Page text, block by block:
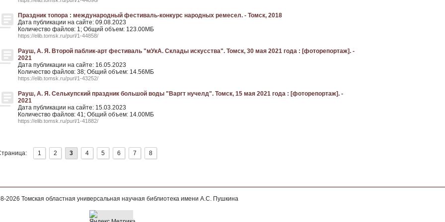
Праздник топора : международный фестиваль-конкурс народных ремесел. - Томск, 2018
Дата публикации на сайте: 09.08.2023
Количество файлов: 1; Общий объем: 123.00МБ
https://elib.tomsk.ru/purl/1-44858/
Рауш, А. Я. Второй паблик-арт фестиваль "мУкА. Склады искусства". Томск, 30 мая 2021 года : [фоторепортаж]. -
2021
Дата публикации на сайте: 16.05.2023
Количество файлов: 38; Общий объем: 14.56МБ
https://elib.tomsk.ru/purl/1-43252/
Рауш, А. Я. Селькупский праздник большой воды "Варгт нучелд". Томск, 15 мая 2021 года : [фоторепортаж]. -
2021
Дата публикации на сайте: 15.03.2023
Количество файлов: 41; Общий объем: 14.00МБ
https://elib.tomsk.ru/purl/1-41882/
1 2 3 4 5 6 7 8
2026 Томская областная универсальная научная библиотека имени А.С. Пушкина